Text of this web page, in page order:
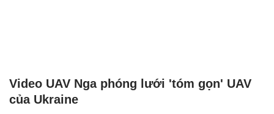
Video UAV Nga phóng lưới 'tóm gọn' UAV
của Ukraine